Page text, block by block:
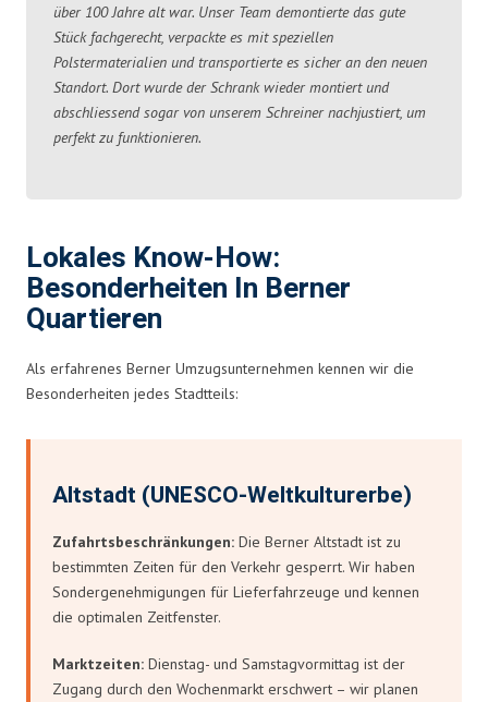
über 100 Jahre alt war. Unser Team demontierte das gute
Stück fachgerecht, verpackte es mit speziellen
Polstermaterialien und transportierte es sicher an den neuen
Standort. Dort wurde der Schrank wieder montiert und
abschliessend sogar von unserem Schreiner nachjustiert, um
perfekt zu funktionieren.
Lokales Know-How:
Besonderheiten In Berner
Quartieren
Als erfahrenes Berner Umzugsunternehmen kennen wir die
Besonderheiten jedes Stadtteils:
Altstadt (UNESCO-Weltkulturerbe)
Zufahrtsbeschränkungen: Die Berner Altstadt ist zu
bestimmten Zeiten für den Verkehr gesperrt. Wir haben
Sondergenehmigungen für Lieferfahrzeuge und kennen
die optimalen Zeitfenster.
Marktzeiten: Dienstag- und Samstagvormittag ist der
Zugang durch den Wochenmarkt erschwert – wir planen